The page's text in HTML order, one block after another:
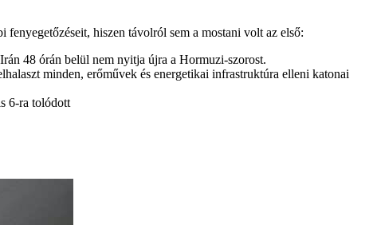
hiszen távolról sem a mostani volt az első:
48 órán belül nem nyitja újra a Hormuzi-szorost.
minden, erőművek és energetikai infrastruktúra elleni katonai
6-ra tolódott